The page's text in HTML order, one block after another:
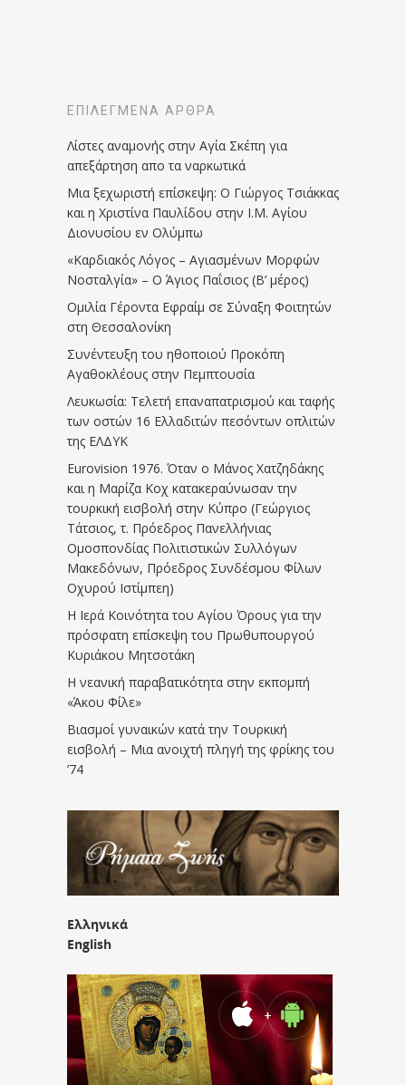
ΕΠΙΛΕΓΜΈΝΑ ΆΡΘΡΑ
Λίστες αναμονής στην Αγία Σκέπη για
απεξάρτηση απο τα ναρκωτικά
Μια ξεχωριστή επίσκεψη: Ο Γιώργος Τσιάκκας
και η Χριστίνα Παυλίδου στην Ι.Μ. Αγίου
Διονυσίου εν Ολύμπω
«Καρδιακός Λόγος – Αγιασμένων Μορφών
Νοσταλγία» – Ο Άγιος Παΐσιος (Β’ μέρος)
Ομιλία Γέροντα Εφραίμ σε Σύναξη Φοιτητών
στη Θεσσαλονίκη
Συνέντευξη του ηθοποιού Προκόπη
Αγαθοκλέους στην Πεμπτουσία
Λευκωσία: Τελετή επαναπατρισμού και ταφής
των οστών 16 Ελλαδιτών πεσόντων οπλιτών
της ΕΛΔΥΚ
Eurovision 1976. Όταν ο Μάνος Χατζηδάκης
και η Μαρίζα Κοχ κατακεραύνωσαν την
τουρκική εισβολή στην Κύπρο (Γεώργιος
Τάτσιος, τ. Πρόεδρος Πανελλήνιας
Ομοσπονδίας Πολιτιστικών Συλλόγων
Μακεδόνων, Πρόεδρος Συνδέσμου Φίλων
Οχυρού Ιστίμπεη)
Η Ιερά Κοινότητα του Αγίου Όρους για την
πρόσφατη επίσκεψη του Πρωθυπουργού
Κυριάκου Μητσοτάκη
Η νεανική παραβατικότητα στην εκπομπή
«Άκου Φίλε»
Βιασμοί γυναικών κατά την Τουρκική
εισβολή – Μια ανοιχτή πληγή της φρίκης του
’74
Ελληνικά
English